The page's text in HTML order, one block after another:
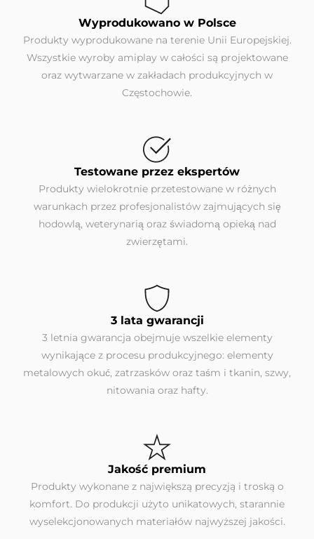
Wyprodukowano w Polsce
Produkty wyprodukowane na terenie Unii Europejskiej.
Wszystkie wyroby amiplay w całości są projektowane
oraz wytwarzane w zakładach produkcyjnych w
Częstochowie.
Testowane przez ekspertów
Produkty wielokrotnie przetestowane w różnych
warunkach przez profesjonalistów zajmujących się
hodowlą, weterynarią oraz świadomą opieką nad
zwierzętami.
3 lata gwarancji
3 letnia gwarancja obejmuje wszelkie elementy
wynikające z procesu produkcyjnego: elementy
metalowych okuć, zatrzasków oraz taśm i tkanin, szwy,
nitowania oraz hafty.
Jakość premium
Produkty wykonane z największą precyzją i troską o
komfort. Do produkcji użyto unikatowych, starannie
wyselekcjonowanych materiałów najwyższej jakości.